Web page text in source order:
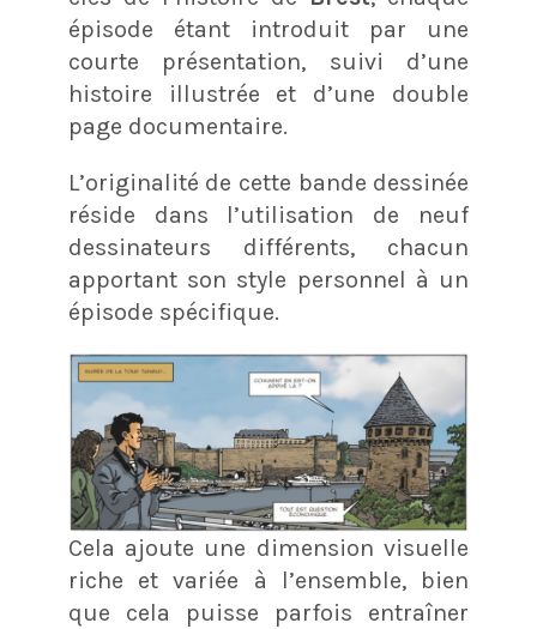
épisode étant introduit par une
courte présentation, suivi d’une
histoire illustrée et d’une double
page documentaire.
L’originalité de cette bande dessinée
réside dans l’utilisation de neuf
dessinateurs différents, chacun
apportant son style personnel à un
épisode spécifique.
Cela ajoute une dimension visuelle
riche et variée à l’ensemble, bien
que cela puisse parfois entraîner